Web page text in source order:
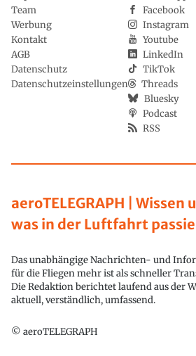
aeroTELEGRAPH | Wissen
was in der Luftfahrt
Das unabhängige Nachrichten- und
für die Fliegen mehr ist als schneller
Die Redaktion berichtet laufend aus der
aktuell, verständlich, umfassend.
© aeroTELEGRAPH
Team
Werbung
Kontakt
AGB
Datenschutz
Datenschutzeinstellungen
Facebook
Instagram
Youtube
LinkedIn
TikTok
Threads
Bluesky
Podcast
RSS